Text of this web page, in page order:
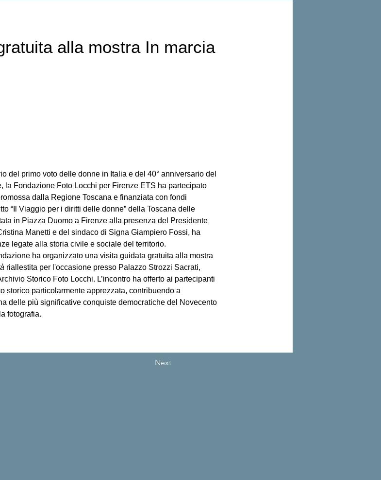
alla mostra In marcia
del primo voto delle donne in Italia e del 40° anniversario del
la Fondazione Foto Locchi per Firenze ETS ha partecipato
dalla Regione Toscana e finanziata con fondi
“Il Viaggio per i diritti delle donne” della Toscana delle
in Piazza Duomo a Firenze alla presenza del Presidente
Manetti e del sindaco di Signa Giampiero Fossi, ha
legate alla storia civile e sociale del territorio.
ha organizzato una visita guidata gratuita alla mostra
riallestita per l'occasione presso Palazzo Strozzi Sacrati,
Storico Foto Locchi. L’incontro ha offerto ai partecipanti
storico particolarmente apprezzata, contribuendo a
delle più significative conquiste democratiche del Novecento
fotografia.
Next